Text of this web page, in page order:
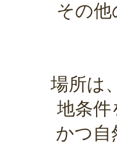
その
場所は
地条件
かつ自